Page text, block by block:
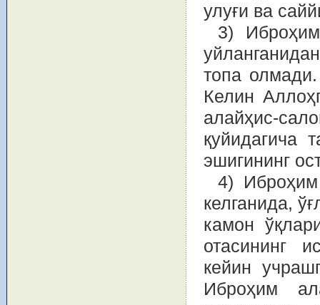
3)
топа
Келин
алайҳис-
қуйидагича
эшигининг
4) Иброҳим
келганида,
камон
отасининг
кейин
Иброҳим